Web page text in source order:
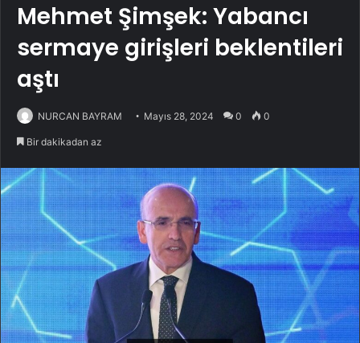
Mehmet Şimşek: Yabancı
sermaye girişleri beklentileri
aştı
NURCAN BAYRAM Mayıs 28, 2024 0 0
Bir dakikadan az